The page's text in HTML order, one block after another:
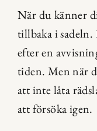
När du känner
tillbaka i sadeln.
efter en
tiden. Men när
att inte låta
att försöka igen.